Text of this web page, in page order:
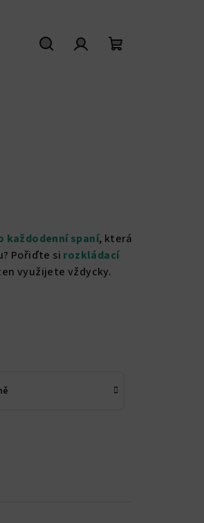
každodenní spaní, která
Pořiďte si rozkládací
využijete vždycky.